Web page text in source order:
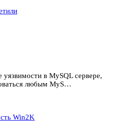
в MySQL сервере,
любым MyS…
Win2K